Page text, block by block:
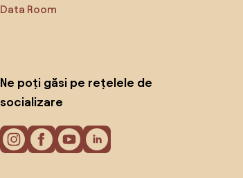
Data Room
Ne poți găsi pe rețelele de
socializare